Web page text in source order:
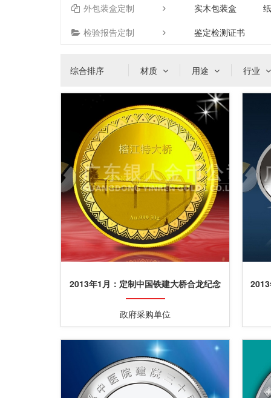
外包装盒定制
实木包装盒
检验报告定制
鉴定检测证书
综合排序 材质 用途 行业
2013年1月：定制中国铁建大桥合龙纪念
金章定制纯金纪念章
政府采购单位